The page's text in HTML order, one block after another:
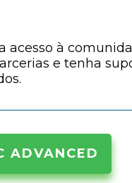
à
e tenha
ADVANCED